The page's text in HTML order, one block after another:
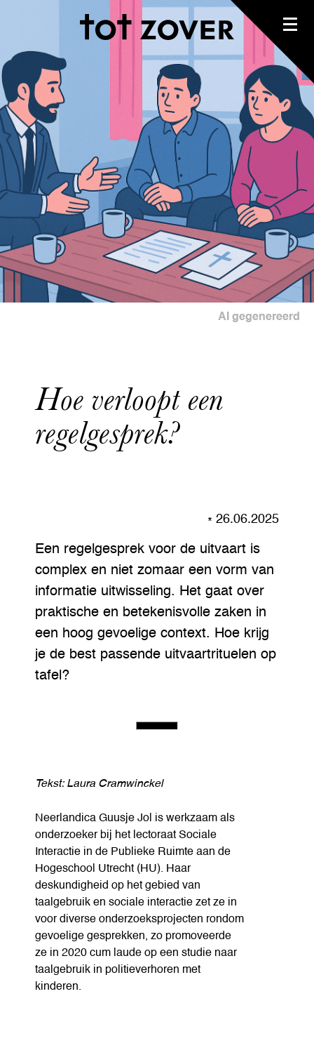
AI gegenereerd
Hoe verloopt een
regelgesprek?
26.06.2025
Een regelgesprek voor de uitvaart is
complex en niet zomaar een vorm van
informatie uitwisseling. Het gaat over
praktische en betekenisvolle zaken in
een hoog gevoelige context. Hoe krijg
je de best passende uitvaartrituelen op
tafel?
Tekst: Laura Cramwinckel
Neerlandica Guusje Jol is werkzaam als
onderzoeker bij het lectoraat Sociale
Interactie in de Publieke Ruimte aan de
Hogeschool Utrecht (HU). Haar
deskundigheid op het gebied van
taalgebruik en sociale interactie zet ze in
voor diverse onderzoeksprojecten rondom
gevoelige gesprekken, zo promoveerde
ze in 2020 cum laude op een studie naar
taalgebruik in politieverhoren met
kinderen.